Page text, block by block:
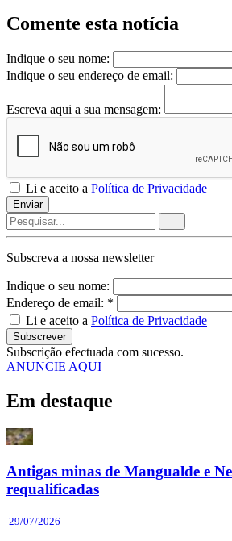
Comente esta notícia
Indique o seu nome:
Indique o seu endereço de email:
Escreva aqui a sua mensagem:
Li e aceito a Política de Privacidade
Enviar
Subscreva a nossa newsletter
Indique o seu nome:
Endereço de email: *
Li e aceito a Política de Privacidade
Subscrever
Subscrição efectuada com sucesso.
ANUNCIE AQUI
Em destaque
Antigas minas de Mangualde e
requalificadas
29/07/2026